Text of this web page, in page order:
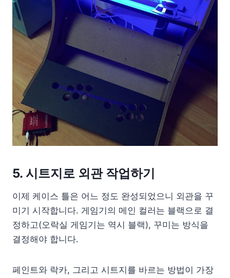
5. 시트지로 외관 작업하기
이제 케이스 틀은 어느 정도 완성되었으니 외관을 꾸
미기 시작합니다. 게임기의 메인 컬러는 블랙으로 결
정하고(오락실 게임기는 역시 블랙), 꾸미는 방식을
결정해야 합니다.
페인트와 락카, 그리고 시트지를 바르는 방법이 가장